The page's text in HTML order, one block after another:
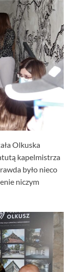
Olkuska
kapelmistrza
było nieco
niczym